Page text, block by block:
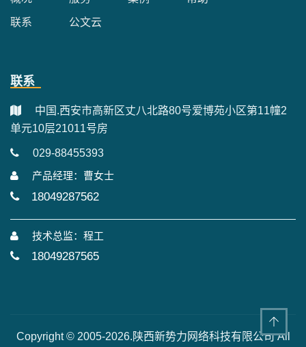
联系 公文云
联系
中国.西安市高新区丈八北路80号爱博苑小区第11幢2
单元10层21011号房
029-88455393
产品经理：曹女士
18049287562
技术总监：程工
18049287565
Copyright © 2005-2026.陕西新势力网络科技有限公司 All